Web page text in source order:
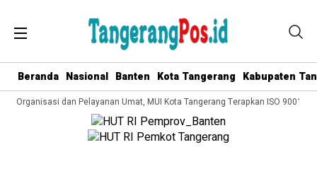
Beranda Nasional Banten Kota Tangerang Kabupaten
Organisasi dan Pelayanan Umat, MUI Kota Tangerang Terapkan ISO 9001:2015